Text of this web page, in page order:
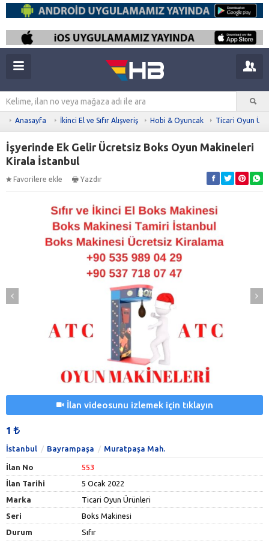
Anasayfa İkinci El ve Sıfır Alışveriş Hobi & Oyuncak Ticari Oyun
İşyerinde Ek Gelir Ücretsiz Boks Oyun Makineleri
Kirala İstanbul
Favorilere ekle Yazdır
İlan videosunu izlemek için tıklayın
1
İstanbul Bayrampaşa Muratpaşa Mah.
İlan No
553
İlan Tarihi
5 Ocak 2022
Marka
Ticari Oyun Ürünleri
Seri
Boks Makinesi
Durum
Sıfır